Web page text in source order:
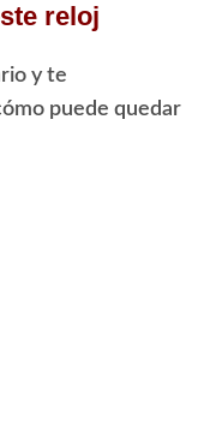
reloj
y te
puede quedar